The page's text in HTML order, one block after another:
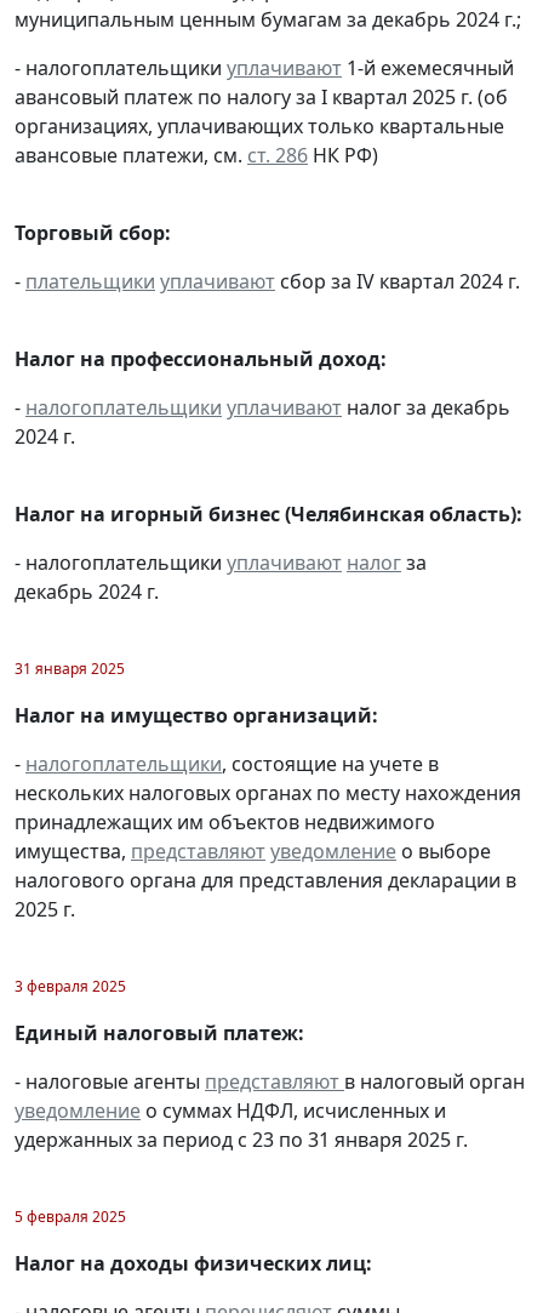
муниципальным ценным бумагам за декабрь 2024 г.;
- налогоплательщики уплачивают 1-й ежемесячный
авансовый платеж по налогу за I квартал 2025 г. (об
организациях, уплачивающих только квартальные
авансовые платежи, см. ст. 286 НК РФ)
Торговый сбор:
- плательщики уплачивают сбор за IV квартал 2024 г.
Налог на профессиональный доход:
- налогоплательщики уплачивают налог за декабрь
2024 г.
Налог на игорный бизнес (Челябинская область):
- налогоплательщики уплачивают налогза
декабрь 2024 г.
31 января 2025
Налог на имущество организаций:
- налогоплательщики, состоящие на учете в
нескольких налоговых органах по месту нахождения
принадлежащих им объектов недвижимого
имущества, представляютуведомление о выборе
налогового органа для представления декларации в
2025 г.
3 февраля 2025
Единый налоговый платеж:
- налоговые агенты представляют в налоговый орган
уведомление о суммах НДФЛ, исчисленных и
удержанных за период с 23 по 31 января 2025 г.
5 февраля 2025
Налог на доходы физических лиц: